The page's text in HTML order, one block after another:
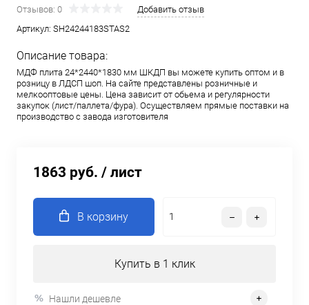
Отзывов: 0
Добавить отзыв
Артикул: SH24244183STAS2
Описание товара:
МДФ плита 24*2440*1830 мм ШКДП вы можете купить оптом и в
розницу в ЛДСП шоп. На сайте представлены розничные и
мелкооптовые цены. Цена зависит от обьема и регулярности
закупок (лист/паллета/фура). Осуществляем прямые поставки на
производство с завода изготовителя
1863 руб. / лист
В корзину
Купить в 1 клик
Нашли дешевле